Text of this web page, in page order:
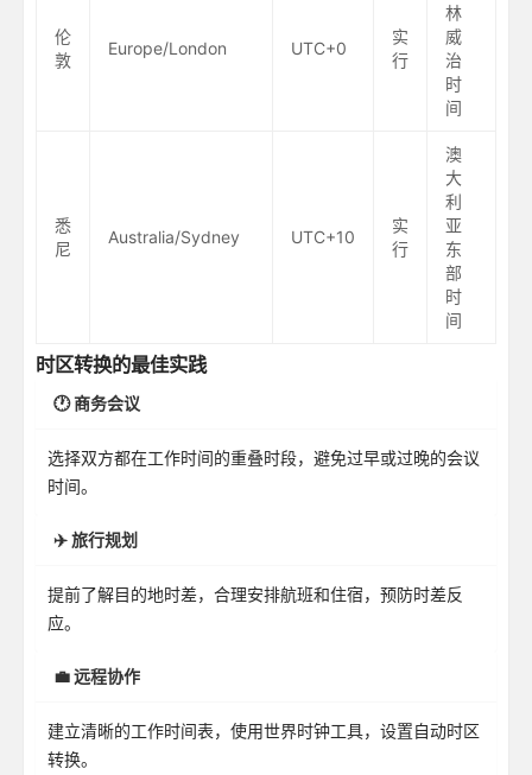
伦
敦
Europe/London UTC+0
实
行
林
威
治
时
间
悉
尼
Australia/Sydney UTC+10
实
行
澳
大
利
亚
东
部
时
间
时区转换的最佳实践
🕐 商务会议
选择双方都在工作时间的重叠时段，避免过早或过晚的会议
时间。
✈️ 旅行规划
提前了解目的地时差，合理安排航班和住宿，预防时差反
应。
💼 远程协作
建立清晰的工作时间表，使用世界时钟工具，设置自动时区
转换。